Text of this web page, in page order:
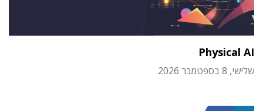
Physical AI
שלישי, 8 בספטמבר 2026